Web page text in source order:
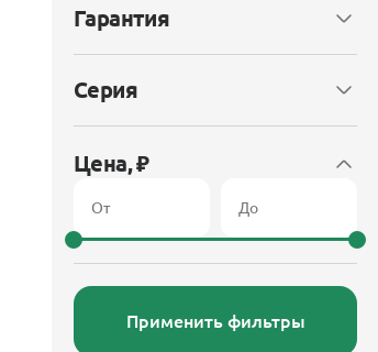
Гарантия
Серия
Цена, ₽
Применить фильтры